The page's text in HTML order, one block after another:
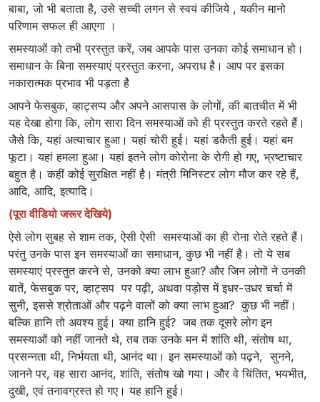
बाबा, जो भी बताता है, उसे सच्ची लगन से स्वयं कीजिये , यकीन मानो
परिणाम सफल ही आएगा ।
समस्याओं को तभी प्रस्तुत करें, जब आपके पास उनका कोई समाधान हो।
समाधान के बिना समस्याएं प्रस्तुत करना, अपराध है। आप पर इसका
नकारात्मक प्रभाव भी पड़ता है
आपने फेसबुक, व्हाट्सप्प और अपने आसपास के लोगों, की बातचीत में भी
यह देखा होगा कि, लोग सारा दिन समस्याओं को ही प्रस्तुत करते रहते हैं।
जैसे कि, यहां अत्याचार हुआ। यहां चोरी हुई। यहां डकैती हुई। यहां बम
फूटा। यहां हमला हुआ। यहां इतने लोग कोरोना के रोगी हो गए, भ्रष्टाचार
बहुत है। कहीं कोई सुरक्षित नहीं है। मंत्री मिनिस्टर लोग मौज कर रहे हैं,
आदि, आदि, इत्यादि।
(पूरा वीडियो जरूर देखिये)
ऐसे लोग सुबह से शाम तक, ऐसी ऐसी समस्याओं का ही रोना रोते रहते हैं।
परंतु उनके पास इन समस्याओं का समाधान, कुछ भी नहीं है। तो ये सब
समस्याएं प्रस्तुत करने से, उनको क्या लाभ हुआ? और जिन लोगों ने उनकी
बातें, फेसबुक पर, व्हाट्सप पर पढ़ी, अथवा पड़ोस में इधर-उधर चर्चा में
सुनी, इससे श्रोताओं और पढ़ने वालों को क्या लाभ हुआ? कुछ भी नहीं।
बल्कि हानि तो अवश्य हुई। क्या हानि हुई? जब तक दूसरे लोग इन
समस्याओं को नहीं जानते थे, तब तक उनके मन में शांति थी, संतोष था,
प्रसन्नता थी, निर्भयता थी, आनंद था। इन समस्याओं को पढ़ने, सुनने,
जानने पर, वह सारा आनंद, शांति, संतोष खो गया। और वे चिंतित, भयभीत,
दुखी, एवं तनावग्रस्त हो गए। यह हानि हुई।